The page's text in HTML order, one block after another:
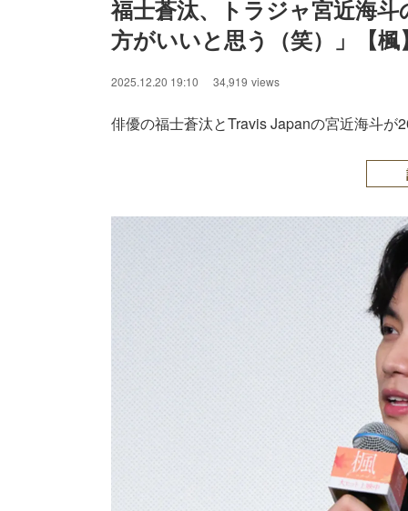
福士蒼汰、トラジャ宮近海
方がいいと思う（笑）」【楓
2025.12.20 19:10 34,919 views
俳優の福士蒼汰とTravis Japanの宮近海斗